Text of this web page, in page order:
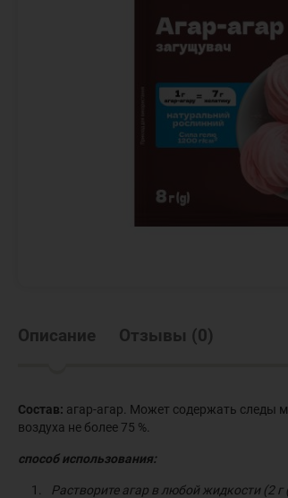
Описание Отзывы (0)
Состав: агар-агар. Может содержать следы
воздуха не более 75 %.
способ использования:
Растворите агар в любой жидкости (2